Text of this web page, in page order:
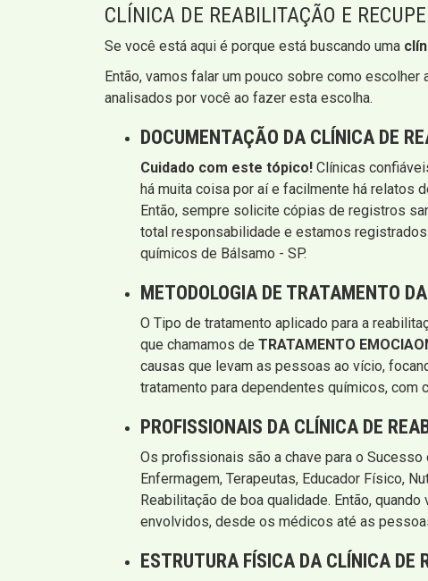
CLÍNICA DE REABILITAÇÃO E
Se você está aqui é porque está buscando uma
Então, vamos falar um pouco sobre como
analisados por você ao fazer esta escolha.
DOCUMENTAÇÃO DA CLÍNICA DE
Cuidado com este tópico! Clínicas
há muita coisa por aí e facilmente há relatos
Então, sempre solicite cópias de registros
total responsabilidade e estamos
químicos de Bálsamo - SP.
METODOLOGIA DE TRATAMENTO
O Tipo de tratamento aplicado para a
que chamamos de TRATAMENTO
causas que levam as pessoas ao vício,
tratamento para dependentes químicos, com
PROFISSIONAIS DA CLÍNICA DE
Os profissionais são a chave para o
Enfermagem, Terapeutas, Educador Físico,
Reabilitação de boa qualidade. Então,
envolvidos, desde os médicos até as
ESTRUTURA FÍSICA DA CLÍNICA DE